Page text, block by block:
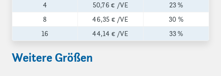
4
50,76 € /VE
23 %
8
46,35 € /VE
30 %
16
44,14 € /VE 33 %
Weitere Größen